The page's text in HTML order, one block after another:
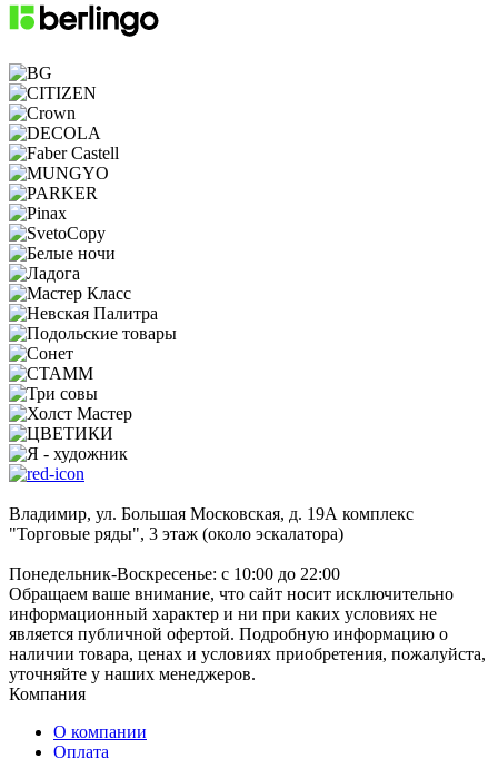
Владимир, ул. Большая Московская, д. 19А комплекс
"Торговые ряды", 3 этаж (около эскалатора)
Понедельник-Воскресенье: с 10:00 до 22:00
Обращаем ваше внимание, что сайт носит исключительно
информационный характер и ни при каких условиях не
является публичной офертой. Подробную информацию о
наличии товара, ценах и условиях приобретения, пожалуйста,
уточняйте у наших менеджеров.
Компания
О компании
Оплата